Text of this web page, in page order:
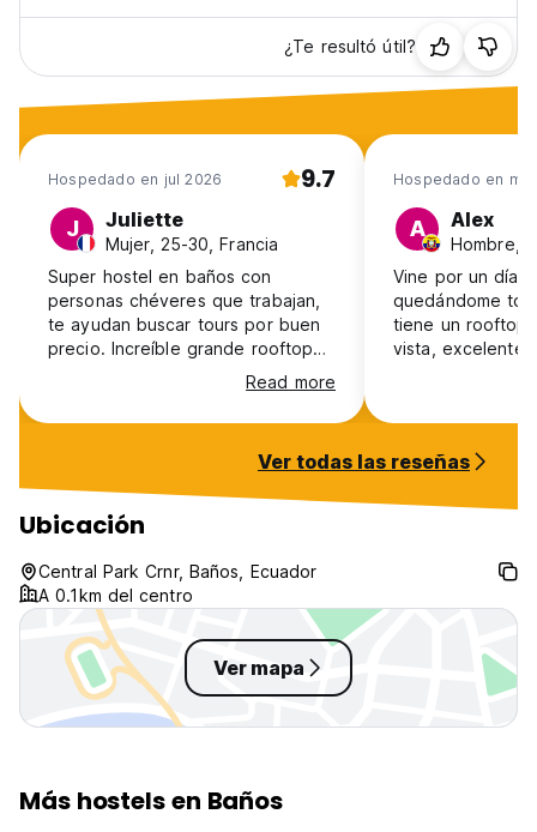
¿Te resultó útil?
Hospedado en jul 2026 9.7
J Juliette
Mujer, 25-30, Francia
Super hostel en baños con
personas chéveres que trabajan,
te ayudan buscar tours por buen
precio. Increíble grande rooftop
con buen bar y salsa clases gratis
:)
Read more
Hospedado en
A Alex
Hombre,
Vine por un día
quedándome
tiene un rooftop
vista, excelente
talleres de salsa y
con todo y
canyoning,
Ver todas las reseñas
Ubicación
Central Park Crnr, Baños, Ecuador
A 0.1km del centro
Ver mapa
Más hostels en Baños